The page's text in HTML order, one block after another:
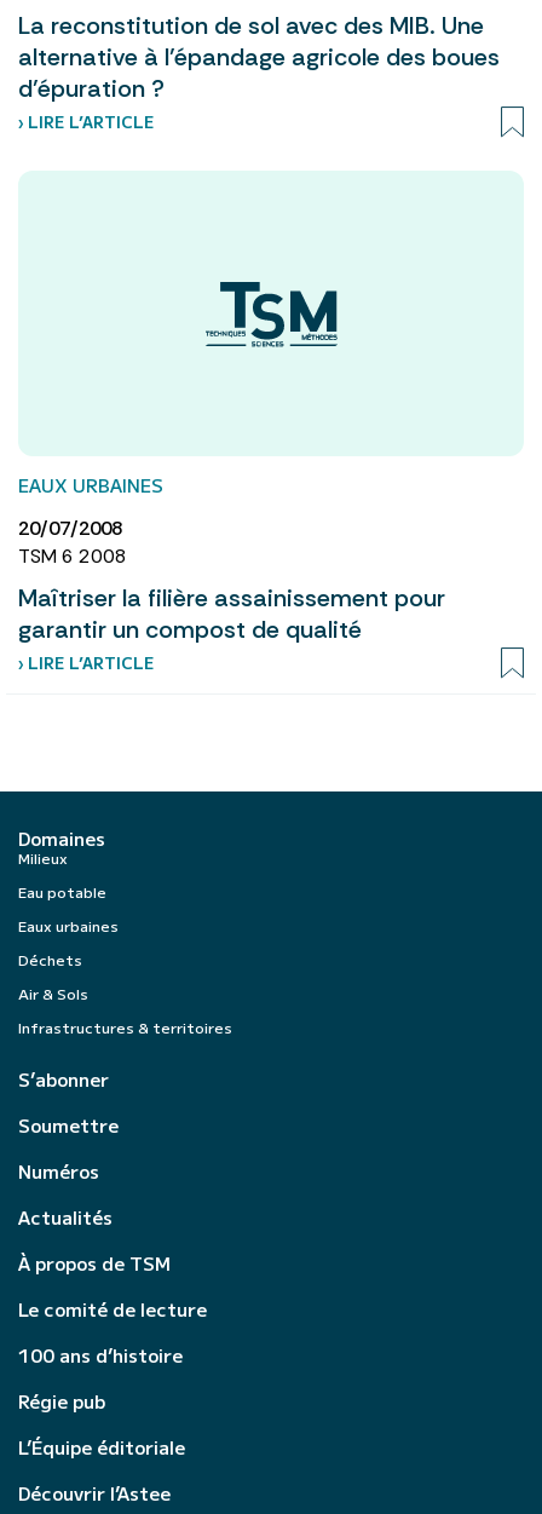
La reconstitution de sol avec des MIB. Une
alternative à l’épandage agricole des boues
d’épuration ?
› LIRE L’ARTICLE
EAUX URBAINES
20/07/2008
TSM 6 2008
Maîtriser la filière assainissement pour
garantir un compost de qualité
› LIRE L’ARTICLE
Domaines
Milieux
Eau potable
Eaux urbaines
Déchets
Air & Sols
Infrastructures & territoires
S’abonner
Soumettre
Numéros
Actualités
À propos de TSM
Le comité de lecture
100 ans d’histoire
Régie pub
L’Équipe éditoriale
Découvrir l’Astee